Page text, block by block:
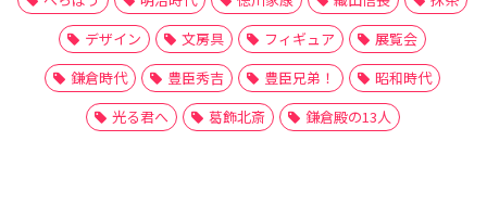
デザイン
文房具 フィギュア
展覧会
鎌倉時代
豊臣秀吉 豊臣兄弟！
昭和時代
光る君へ
葛飾北斎 鎌倉殿の13人